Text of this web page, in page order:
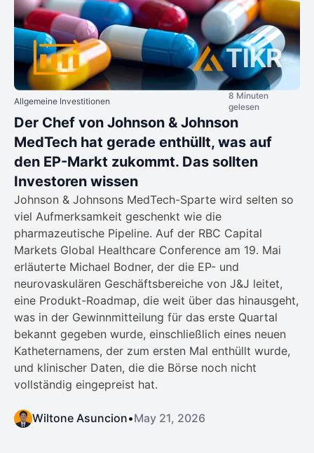
Allgemeine Investitionen
8 Minuten
gelesen
Der Chef von Johnson & Johnson
MedTech hat gerade enthüllt, was auf
den EP-Markt zukommt. Das sollten
Investoren wissen
Johnson & Johnsons MedTech-Sparte wird selten so
viel Aufmerksamkeit geschenkt wie die
pharmazeutische Pipeline. Auf der RBC Capital
Markets Global Healthcare Conference am 19. Mai
erläuterte Michael Bodner, der die EP- und
neurovaskulären Geschäftsbereiche von J&J leitet,
eine Produkt-Roadmap, die weit über das hinausgeht,
was in der Gewinnmitteilung für das erste Quartal
bekannt gegeben wurde, einschließlich eines neuen
Katheternamens, der zum ersten Mal enthüllt wurde,
und klinischer Daten, die die Börse noch nicht
vollständig eingepreist hat.
Wiltone Asuncion•May 21, 2026